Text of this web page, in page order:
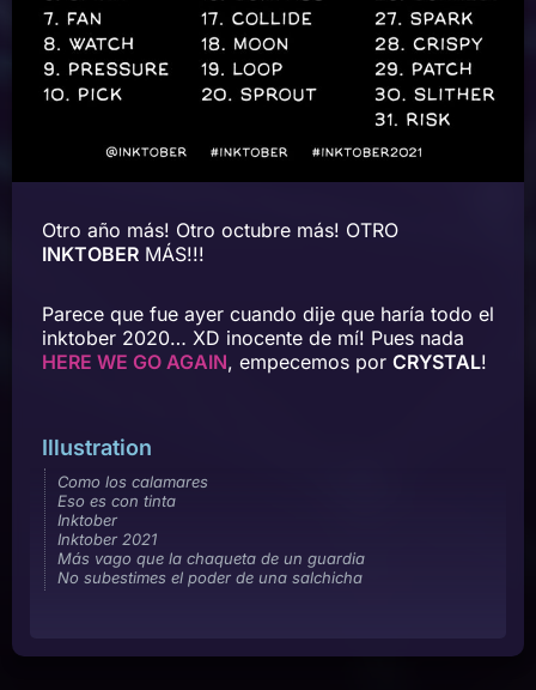
Otro año más! Otro octubre más! OTRO
INKTOBER MÁS!!!
Parece que fue ayer cuando dije que haría todo el
inktober 2020… XD inocente de mí! Pues nada
HERE WE GO AGAIN, empecemos por CRYSTAL!
Illustration
Como los calamares
Eso es con tinta
Inktober
Inktober 2021
Más vago que la chaqueta de un guardia
No subestimes el poder de una salchicha